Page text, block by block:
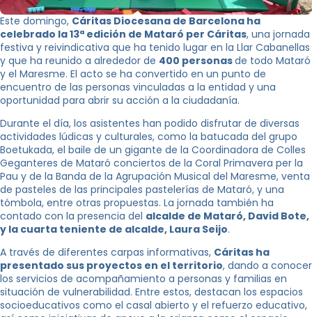
Este domingo, Cáritas Diocesana de Barcelona ha
celebrado la 13ª edición de Mataró per Cáritas, una jornada
festiva y reivindicativa que ha tenido lugar en la Llar Cabanellas
y que ha reunido a alrededor de 400 personasde todo Mataró
y el Maresme. El acto se ha convertido en un punto de
encuentro de las personas vinculadas a la entidad y una
oportunidad para abrir su acción a la ciudadanía.
Durante el día, los asistentes han podido disfrutar de diversas
actividades lúdicas y culturales, como la batucada del grupo
Boetukada, el baile de un gigante de la Coordinadora de Colles
Geganteres de Mataró conciertos de la Coral Primavera per la
Pau y de la Banda de la Agrupación Musical del Maresme, venta
de pasteles de las principales pastelerías de Mataró, y una
tómbola, entre otras propuestas. La jornada también ha
contado con la presencia del alcalde de Mataró, David Bote,
y la cuarta teniente de alcalde, Laura Seijo.
A través de diferentes carpas informativas, Cáritas ha
presentado sus proyectos en el territorio, dando a conocer
los servicios de acompañamiento a personas y familias en
situación de vulnerabilidad. Entre estos, destacan los espacios
socioeducativos como el casal abierto y el refuerzo educativo,